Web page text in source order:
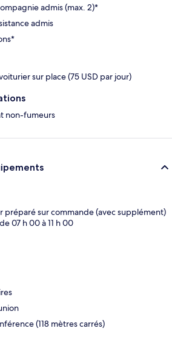
admis (max. 2)*
admis
sur place (75 USD par jour)
non-fumeurs
préparé sur commande (avec supplément)
07 h 00 à 11 h 00
(118 mètres carrés)